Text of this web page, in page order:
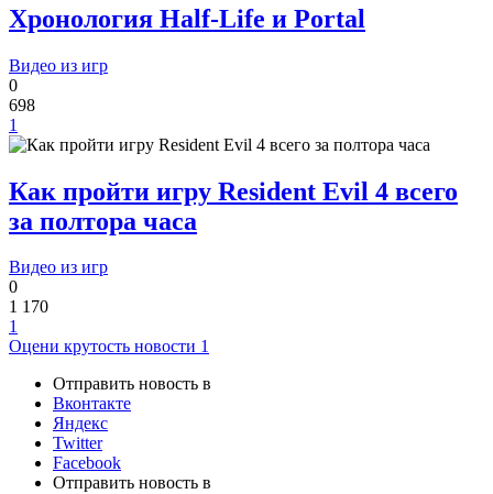
Хронология Half-Life и Portal
Видео из игр
0
698
1
Как пройти игру Resident Evil 4 всего
за полтора часа
Видео из игр
0
1 170
1
Оцени крутость новости 1
Отправить новость в
Вконтакте
Яндекс
Twitter
Facebook
Отправить новость в